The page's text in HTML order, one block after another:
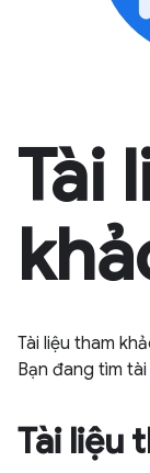
Tài
Tài liệu tham
Bạn đang tìm
Tài liệu